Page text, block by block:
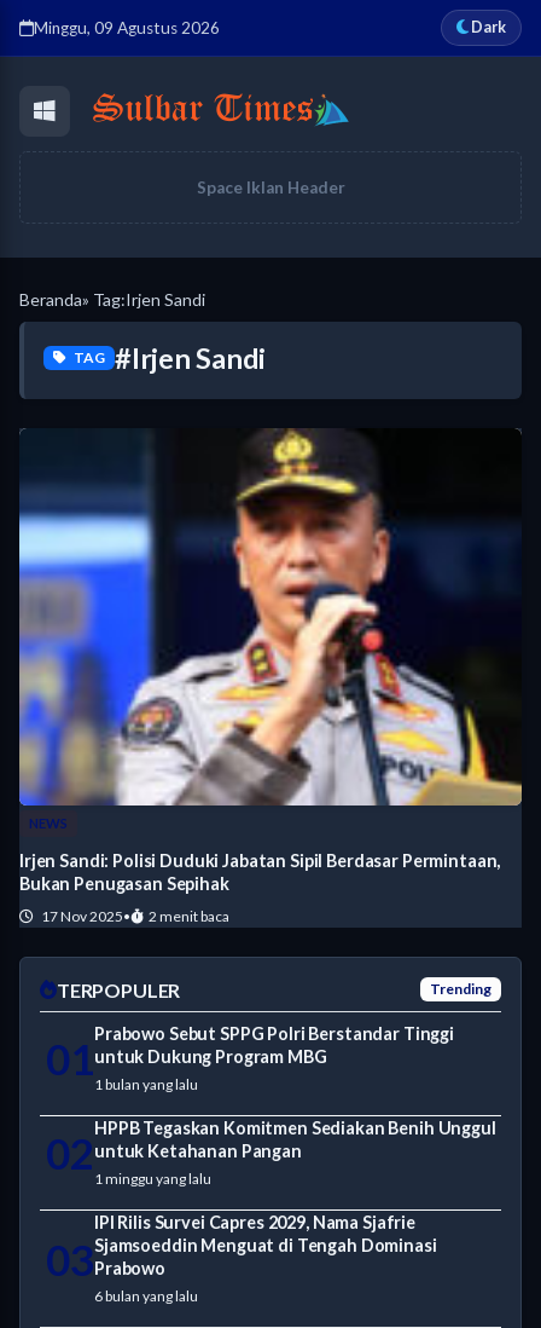
Minggu, 09 Agustus 2026 Dark
Space Iklan Header
Beranda» Tag:Irjen Sandi
TAG #Irjen Sandi
NEWS
Irjen Sandi: Polisi Duduki Jabatan Sipil Berdasar Permintaan,
Bukan Penugasan Sepihak
17 Nov 2025• 2 menit baca
TERPOPULER Trending
01Prabowo Sebut SPPG Polri Berstandar Tinggi
untuk Dukung Program MBG
1 bulan yang lalu
02HPPB Tegaskan Komitmen Sediakan Benih Unggul
untuk Ketahanan Pangan
1 minggu yang lalu
03
IPI Rilis Survei Capres 2029, Nama Sjafrie
Sjamsoeddin Menguat di Tengah Dominasi
Prabowo
6 bulan yang lalu